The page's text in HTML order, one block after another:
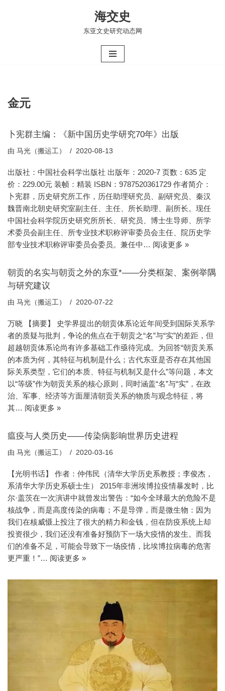
海交史
东亚文史研究动态网
金元
卜宪群主编：《新中国历史学研究70年》出版
由 马光（搬运工） 2020-08-13
出版社：中国社会科学出版社 出版年：2020-7 页数：635 定
价：229.00元 装帧：精装 ISBN：9787520361729 作者简介：
卜宪群，历史研究所工作，历任助理研究员、副研究员、秦汉
魏晋南北朝史研究室副主任、主任、所长助理、副所长。现任
中国社会科学院历史研究所所长、研究员、博士生导师、所学
术委员会副主任、所专业技术职称评审委员会主任、院历史学
部专业技术职称评审委员会委员。兼任中… 阅读更多 »
朝贡的名实与朝贡之外的东亚*——分类框架、案例举隅
与研究建议
由 马光（搬运工） 2020-07-22
万晓 【摘要】 史学界提出的朝贡体系论近年间受到国际关系学
者的质疑与批判，争论的焦点在于朝贡之“名”与“实”的差距，但
超越朝贡体系论尚有许多基础工作亟待完成。为回答“朝贡关系
的本质为何，其特征与机制是什么；古代东亚是否存在其他国
际关系类型，它们的本质、特征与机制又是什么”等问题，本文
以“等级”作为朝贡关系的核心原则，同时涵盖“名”与“实”，在政
治、军事、经济等方面厘清朝贡关系的物质与观念特征，将
其… 阅读更多 »
瘟疫与人类历史——传染病影响世界历史进程
由 马光（搬运工） 2020-03-16
【光明书话】 作者：仲伟民（清华大学历史系教授；李俊杰，
系清华大学历史系硕士生） 2015年非洲埃博拉疫情暴发时，比
尔·盖茨在一次演讲中就曾发出警告：“如今全球最大的危险不是
核战争，而是高度传染的病毒；不是导弹，而是微生物：因为
我们在核威慑上投注了很大的精力和金钱，但在防疫系统上却
投资很少，我们还没有准备好预防下一场大疫情的发生。而我
们的准备不足，可能会导致下一场疫情，比埃博拉病毒的危害
更严重！”… 阅读更多 »